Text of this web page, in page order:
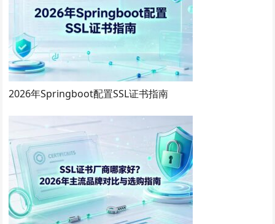
2026年Springboot配置SSL证书指南